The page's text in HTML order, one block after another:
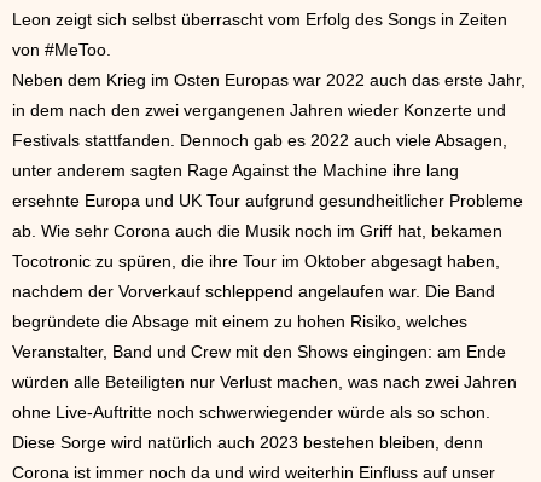
Leon zeigt sich selbst überrascht vom Erfolg des Songs in Zeiten
von #MeToo.
Neben dem Krieg im Osten Europas war 2022 auch das erste Jahr,
in dem nach den zwei vergangenen Jahren wieder Konzerte und
Festivals stattfanden. Dennoch gab es 2022 auch viele Absagen,
unter anderem sagten Rage Against the Machine ihre lang
ersehnte Europa und UK Tour aufgrund gesundheitlicher Probleme
ab. Wie sehr Corona auch die Musik noch im Griff hat, bekamen
Tocotronic zu spüren, die ihre Tour im Oktober abgesagt haben,
nachdem der Vorverkauf schleppend angelaufen war. Die Band
begründete die Absage mit einem zu hohen Risiko, welches
Veranstalter, Band und Crew mit den Shows eingingen: am Ende
würden alle Beteiligten nur Verlust machen, was nach zwei Jahren
ohne Live-Auftritte noch schwerwiegender würde als so schon.
Diese Sorge wird natürlich auch 2023 bestehen bleiben, denn
Corona ist immer noch da und wird weiterhin Einfluss auf unser